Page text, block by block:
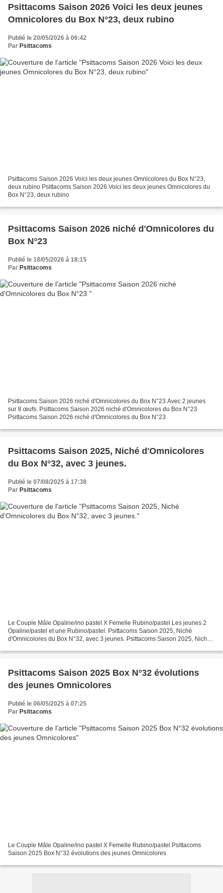
Psittacoms Saison 2026 Voici les deux jeunes
Omnicolores du Box N°23, deux rubino
Publié le 20/05/2026 à 06:42
Par Psittacoms
Psittacoms Saison 2026 Voici les deux jeunes Omnicolores du Box N°23,
deux rubino Psittacoms Saison 2026 Voici les deux jeunes Omnicolores du
Box N°23, deux rubino
Psittacoms Saison 2026 niché d'Omnicolores du
Box N°23
Publié le 18/05/2026 à 18:15
Par Psittacoms
Psittacoms Saison 2026 niché d'Omnicolores du Box N°23 Avec 2 jeunes
sur 8 œufs. Psittacoms Saison 2026 niché d'Omnicolores du Box N°23
Psittacoms Saison 2026 niché d'Omnicolores du Box N°23
Psittacoms Saison 2025, Niché d'Omnicolores
du Box N°32, avec 3 jeunes.
Publié le 07/08/2025 à 17:38
Par Psittacoms
Le Couple Mâle Opaline/ino pastel X Femelle Rubino/pastel Les jeunes 2
Opaline/pastel et une Rubino/pastel. Psittacoms Saison 2025, Niché
d'Omnicolores du Box N°32, avec 3 jeunes. Psittacoms Saison 2025, Niché
Psittacoms Saison 2025 Box N°32 évolutions
des jeunes Omnicolores
Publié le 06/05/2025 à 07:25
Par Psittacoms
Le Couple Mâle Opaline/ino pastel X Femelle Rubino/pastel Psittacoms
Saison 2025 Box N°32 évolutions des jeunes Omnicolores